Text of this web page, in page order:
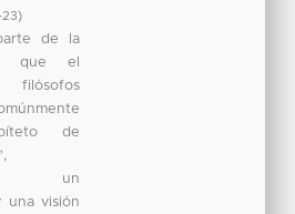
23)
de la
que el
filósofos
de
un
una visión